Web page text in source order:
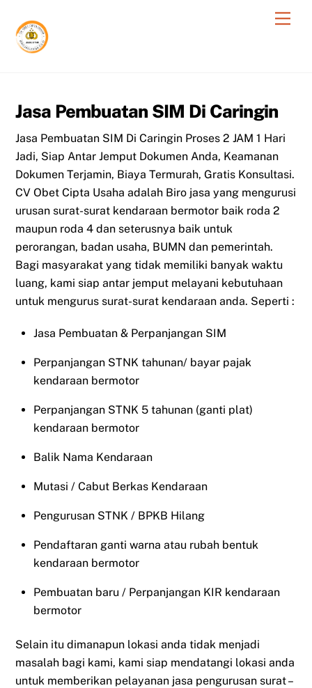
content
Jasa Pembuatan SIM Di Caringin
Jasa Pembuatan SIM Di Caringin Proses 2 JAM 1 Hari
Jadi, Siap Antar Jemput Dokumen Anda, Keamanan
Dokumen Terjamin, Biaya Termurah, Gratis Konsultasi.
CV Obet Cipta Usaha adalah Biro jasa yang mengurusi
urusan surat-surat kendaraan bermotor baik roda 2
maupun roda 4 dan seterusnya baik untuk
perorangan, badan usaha, BUMN dan pemerintah.
Bagi masyarakat yang tidak memiliki banyak waktu
luang, kami siap antar jemput melayani kebutuhaan
untuk mengurus surat-surat kendaraan anda. Seperti :
Jasa Pembuatan & Perpanjangan SIM
Perpanjangan STNK tahunan/ bayar pajak
kendaraan bermotor
Perpanjangan STNK 5 tahunan (ganti plat)
kendaraan bermotor
Balik Nama Kendaraan
Mutasi / Cabut Berkas Kendaraan
Pengurusan STNK / BPKB Hilang
Pendaftaran ganti warna atau rubah bentuk
kendaraan bermotor
Pembuatan baru / Perpanjangan KIR kendaraan
bermotor
Selain itu dimanapun lokasi anda tidak menjadi
masalah bagi kami, kami siap mendatangi lokasi anda
untuk memberikan pelayanan jasa pengurusan surat –